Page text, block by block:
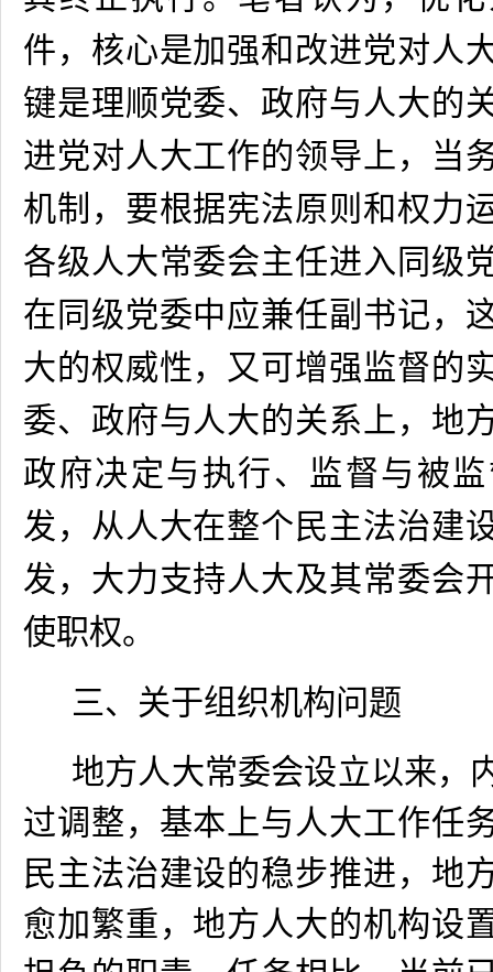
件，核心是加强和改进党对人
键是理顺党委、政府与人大的
进党对人大工作的领导上，当
机制，要根据宪法原则和权力
各级人大常委会主任进入同级
在同级党委中应兼任副书记，
大的权威性，又可增强监督的
委、政府与人大的关系上，地
政府决定与执行、监督与被
发，从人大在整个民主法治建
发，大力支持人大及其常委会
使职权。
三、关于组织机构问题
地方人大常委会设立以来，
过调整，基本上与人大工作任
民主法治建设的稳步推进，地
愈加繁重，地方人大的机构设